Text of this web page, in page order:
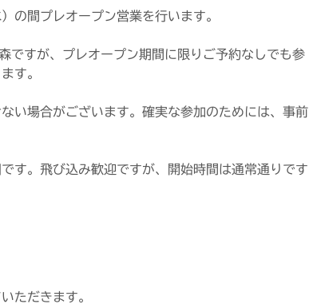
の間プレオープン営業を行います。
ですが、プレオープン期間に限りご予約なしでも参
す。
い場合がございます。確実な参加のためには、事前
。飛び込み歓迎ですが、開始時間は通常通りです
ただきます。